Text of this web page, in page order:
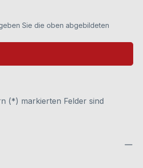
Sie die oben abgebildeten
(*) markierten Felder sind